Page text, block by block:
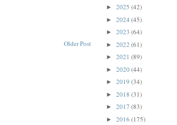
Older Post
► 2025 (42)
► 2024 (45)
► 2023 (64)
► 2022 (61)
► 2021 (89)
► 2020(44)
► 2019 (34)
► 2018 (31)
► 2017 (83)
► 2016 (175)